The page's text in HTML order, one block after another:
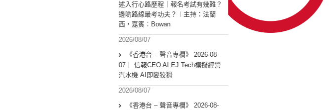
述入行心路歷程｜報名考試有幾難？
邊啲路線最考功夫？︱主持：法蘭
西，嘉賓︰Bowan
2026/08/07
《香港台 – 聲音專欄》 2026-08-
07｜ 信報CEO AI EJ Tech模擬經營
汽水機 AI即變狡猾
2026/08/07
《香港台 – 聲音專欄》 2026-08-